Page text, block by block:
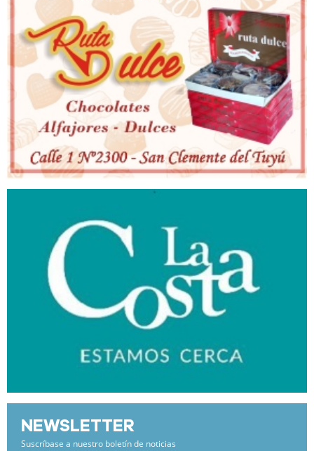
NEWSLETTER
Suscríbase a nuestro boletín de noticias